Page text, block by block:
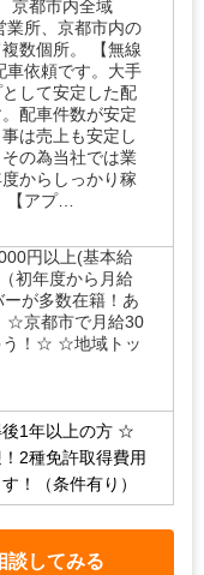
京都市内全域
業所、京都市内の
数個所。 【無線
車依頼です。大手
して安定した配
配車件数が安定
は売上も安定し
の為当社では業
からしっかり稼
【アプ…
円以上(基本給
初年度から月給
が多数在籍！あ
☆京都市で月給30
う！☆ ☆地域トッ
1年以上の方 ☆
2種免許取得費用
！（条件有り）
談してみる